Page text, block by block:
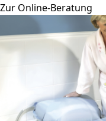
Zur Online-Beratung